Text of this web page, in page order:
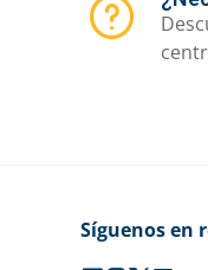
Síguenos en